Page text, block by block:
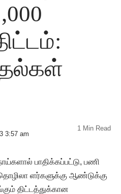
3:57 am
1 Min Read
பாதிக்கப்பட்டு, பணி
ளர்களுக்கு ஆண்டுக்கு
திட்டத்துக்கான